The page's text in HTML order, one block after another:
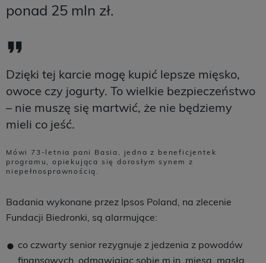
ponad 25 mln zł.
Dzięki tej karcie mogę kupić lepsze mięsko,
owoce czy jogurty. To wielkie bezpieczeństwo
– nie muszę się martwić, że nie będziemy
mieli co jeść.
Mówi 73-letnia pani Basia, jedna z beneficjentek
programu, opiekująca się dorosłym synem z
niepełnosprawnością.
Badania wykonane przez Ipsos Poland, na zlecenie
Fundacji Biedronki, są alarmujące:
co czwarty senior rezygnuje z jedzenia z powodów
finansowych, odmawiając sobie m.in. mięsa, masła